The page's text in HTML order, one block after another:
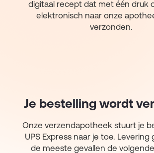
digitaal recept dat met één druk
elektronisch naar onze
verzonden.
Je bestelling wordt
Onze verzendapotheek stuurt je
UPS Express naar je toe. Levering
de meeste gevallen de